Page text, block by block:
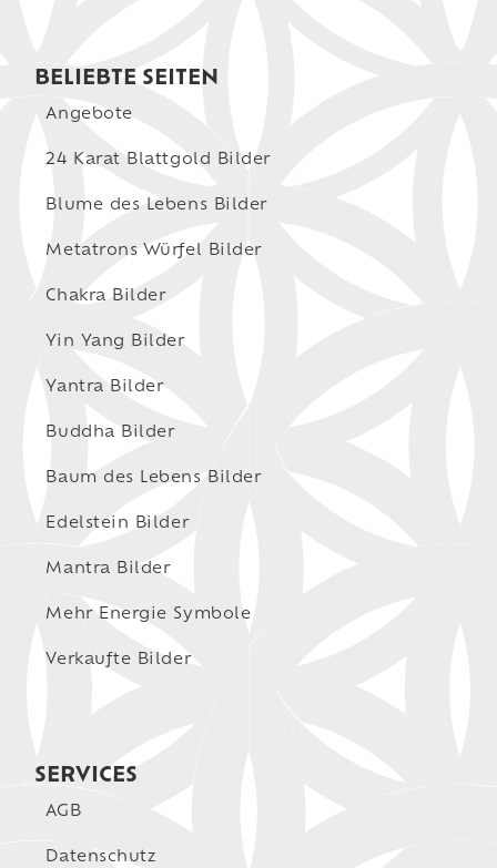
BELIEBTE SEITEN
Angebote
24 Karat Blattgold Bilder
Blume des Lebens Bilder
Metatrons Würfel Bilder
Chakra Bilder
Yin Yang Bilder
Yantra Bilder
Buddha Bilder
Baum des Lebens Bilder
Edelstein Bilder
Mantra Bilder
Mehr Energie Symbole
Verkaufte Bilder
SERVICES
AGB
Datenschutz